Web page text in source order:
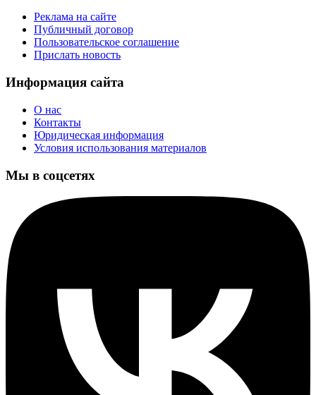
Реклама на сайте
Публичный договор
Пользовательское соглашение
Прислать новость
Информация сайта
О нас
Контакты
Юридическая информация
Условия использования материалов
Мы в соцсетях